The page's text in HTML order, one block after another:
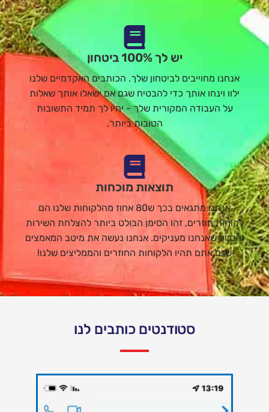
יש לך 100% ביטחון
אנחנו מחוייבים לביטחון שלך. הכותבים האקדמיים שלנו
ילוו וינחו אותך כדי להבטיח שגם אם ישאלו אותך שאלות
על העבודה המקורית שלך - יהיו לך תמיד התשובות
הטובות ביותר.
תוצאות מוכחות
אנחנו מתגאים בכך ש80 אחוז מהלקוחות שלנו הם
לקוחות חוזרים, זהו הסימן הבולט ביותר להצלחת השירות
והסיוע שאנחנו מעניקים. אנחנו נעשה את מיטב המאמצים
שגם אתם תהיו הלקוחות החוזרים והממליצים שלנו!
סטודנטים כותבים לנו